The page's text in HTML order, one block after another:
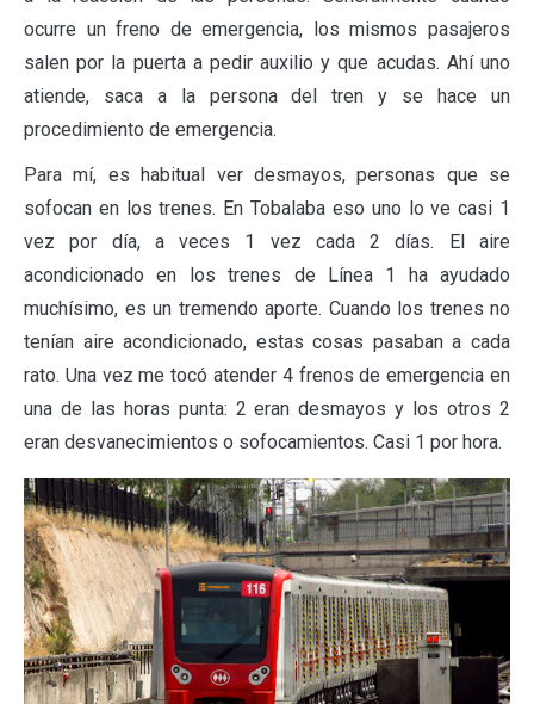
ocurre un freno de emergencia, los mismos pasajeros
salen por la puerta a pedir auxilio y que acudas. Ahí uno
atiende, saca a la persona del tren y se hace un
procedimiento de emergencia.
Para mí, es habitual ver desmayos, personas que se
sofocan en los trenes. En Tobalaba eso uno lo ve casi 1
vez por día, a veces 1 vez cada 2 días. El aire
acondicionado en los trenes de Línea 1 ha ayudado
muchísimo, es un tremendo aporte. Cuando los trenes no
tenían aire acondicionado, estas cosas pasaban a cada
rato. Una vez me tocó atender 4 frenos de emergencia en
una de las horas punta: 2 eran desmayos y los otros 2
eran desvanecimientos o sofocamientos. Casi 1 por hora.